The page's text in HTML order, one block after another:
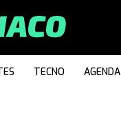
TECNO AGENDA